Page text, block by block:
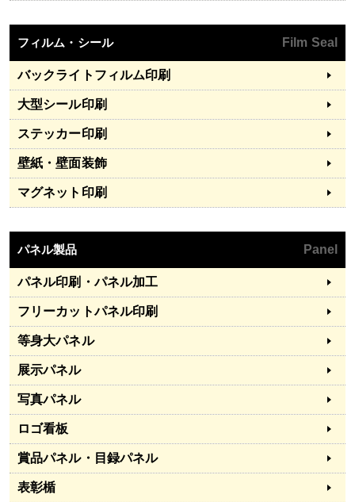
フィルム・シール Film Seal
バックライトフィルム印刷
大型シール印刷
ステッカー印刷
壁紙・壁面装飾
マグネット印刷
パネル製品 Panel
パネル印刷・パネル加工
フリーカットパネル印刷
等身大パネル
展示パネル
写真パネル
ロゴ看板
賞品パネル・目録パネル
表彰楯